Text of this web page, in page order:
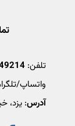
تلفن:
واتساپ/
آدرس: یزد،